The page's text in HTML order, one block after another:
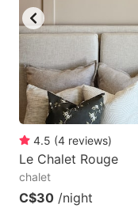
changing
dates.
4.5 (4 reviews)
Le Chalet Rouge
chalet
C$30 /night